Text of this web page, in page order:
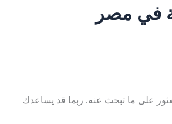
في مصر
على ما تبحث عنه. ربما قد يساعدك